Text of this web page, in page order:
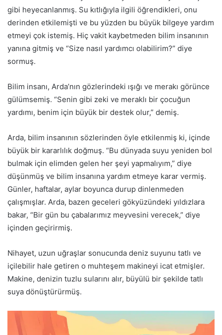
gibi heyecanlanmış. Su kıtlığıyla ilgili öğrendikleri, onu
derinden etkilemişti ve bu yüzden bu büyük bilgeye yardım
etmeyi çok istemiş. Hiç vakit kaybetmeden bilim insanının
yanına gitmiş ve “Size nasıl yardımcı olabilirim?” diye
sormuş.
Bilim insanı, Arda’nın gözlerindeki ışığı ve merakı görünce
gülümsemiş. “Senin gibi zeki ve meraklı bir çocuğun
yardımı, benim için büyük bir destek olur,” demiş.
Arda, bilim insanının sözlerinden öyle etkilenmiş ki, içinde
büyük bir kararlılık doğmuş. “Bu dünyada suyu yeniden bol
bulmak için elimden gelen her şeyi yapmalıyım,” diye
düşünmüş ve bilim insanına yardım etmeye karar vermiş.
Günler, haftalar, aylar boyunca durup dinlenmeden
çalışmışlar. Arda, bazen geceleri gökyüzündeki yıldızlara
bakar, “Bir gün bu çabalarımız meyvesini verecek,” diye
içinden geçirirmiş.
Nihayet, uzun uğraşlar sonucunda deniz suyunu tatlı ve
içilebilir hale getiren o muhteşem makineyi icat etmişler.
Makine, denizin tuzlu sularını alır, büyülü bir şekilde tatlı
suya dönüştürürmüş.